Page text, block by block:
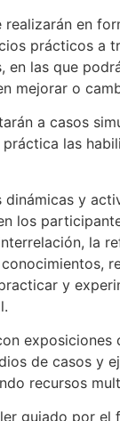
en
prácticos a
en las que
mejorar o
a casos
las
dinámicas y
los
la
y
exposiciones
de casos y
recursos
guiado por el